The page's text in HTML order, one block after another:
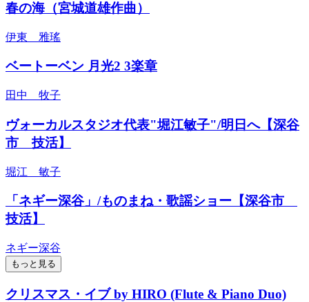
春の海（宮城道雄作曲）
伊東 雅瑤
ベートーベン 月光2 3楽章
田中 牧子
ヴォーカルスタジオ代表"堀江敏子"/明日へ【深谷
市 技活】
堀江 敏子
「ネギー深谷」/ものまね・歌謡ショー【深谷市
技活】
ネギー深谷
もっと見る
クリスマス・イブ by HIRO (Flute & Piano Duo)